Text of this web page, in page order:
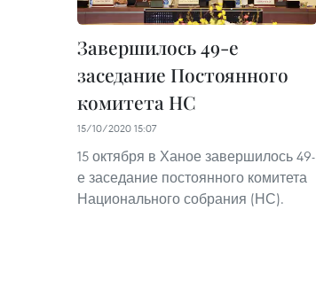
Завершилось 49-е
заседание Постоянного
комитета НС
15/10/2020 15:07
15 октября в Ханое завершилось 49-
е заседание постоянного комитета
Национального собрания (НС).